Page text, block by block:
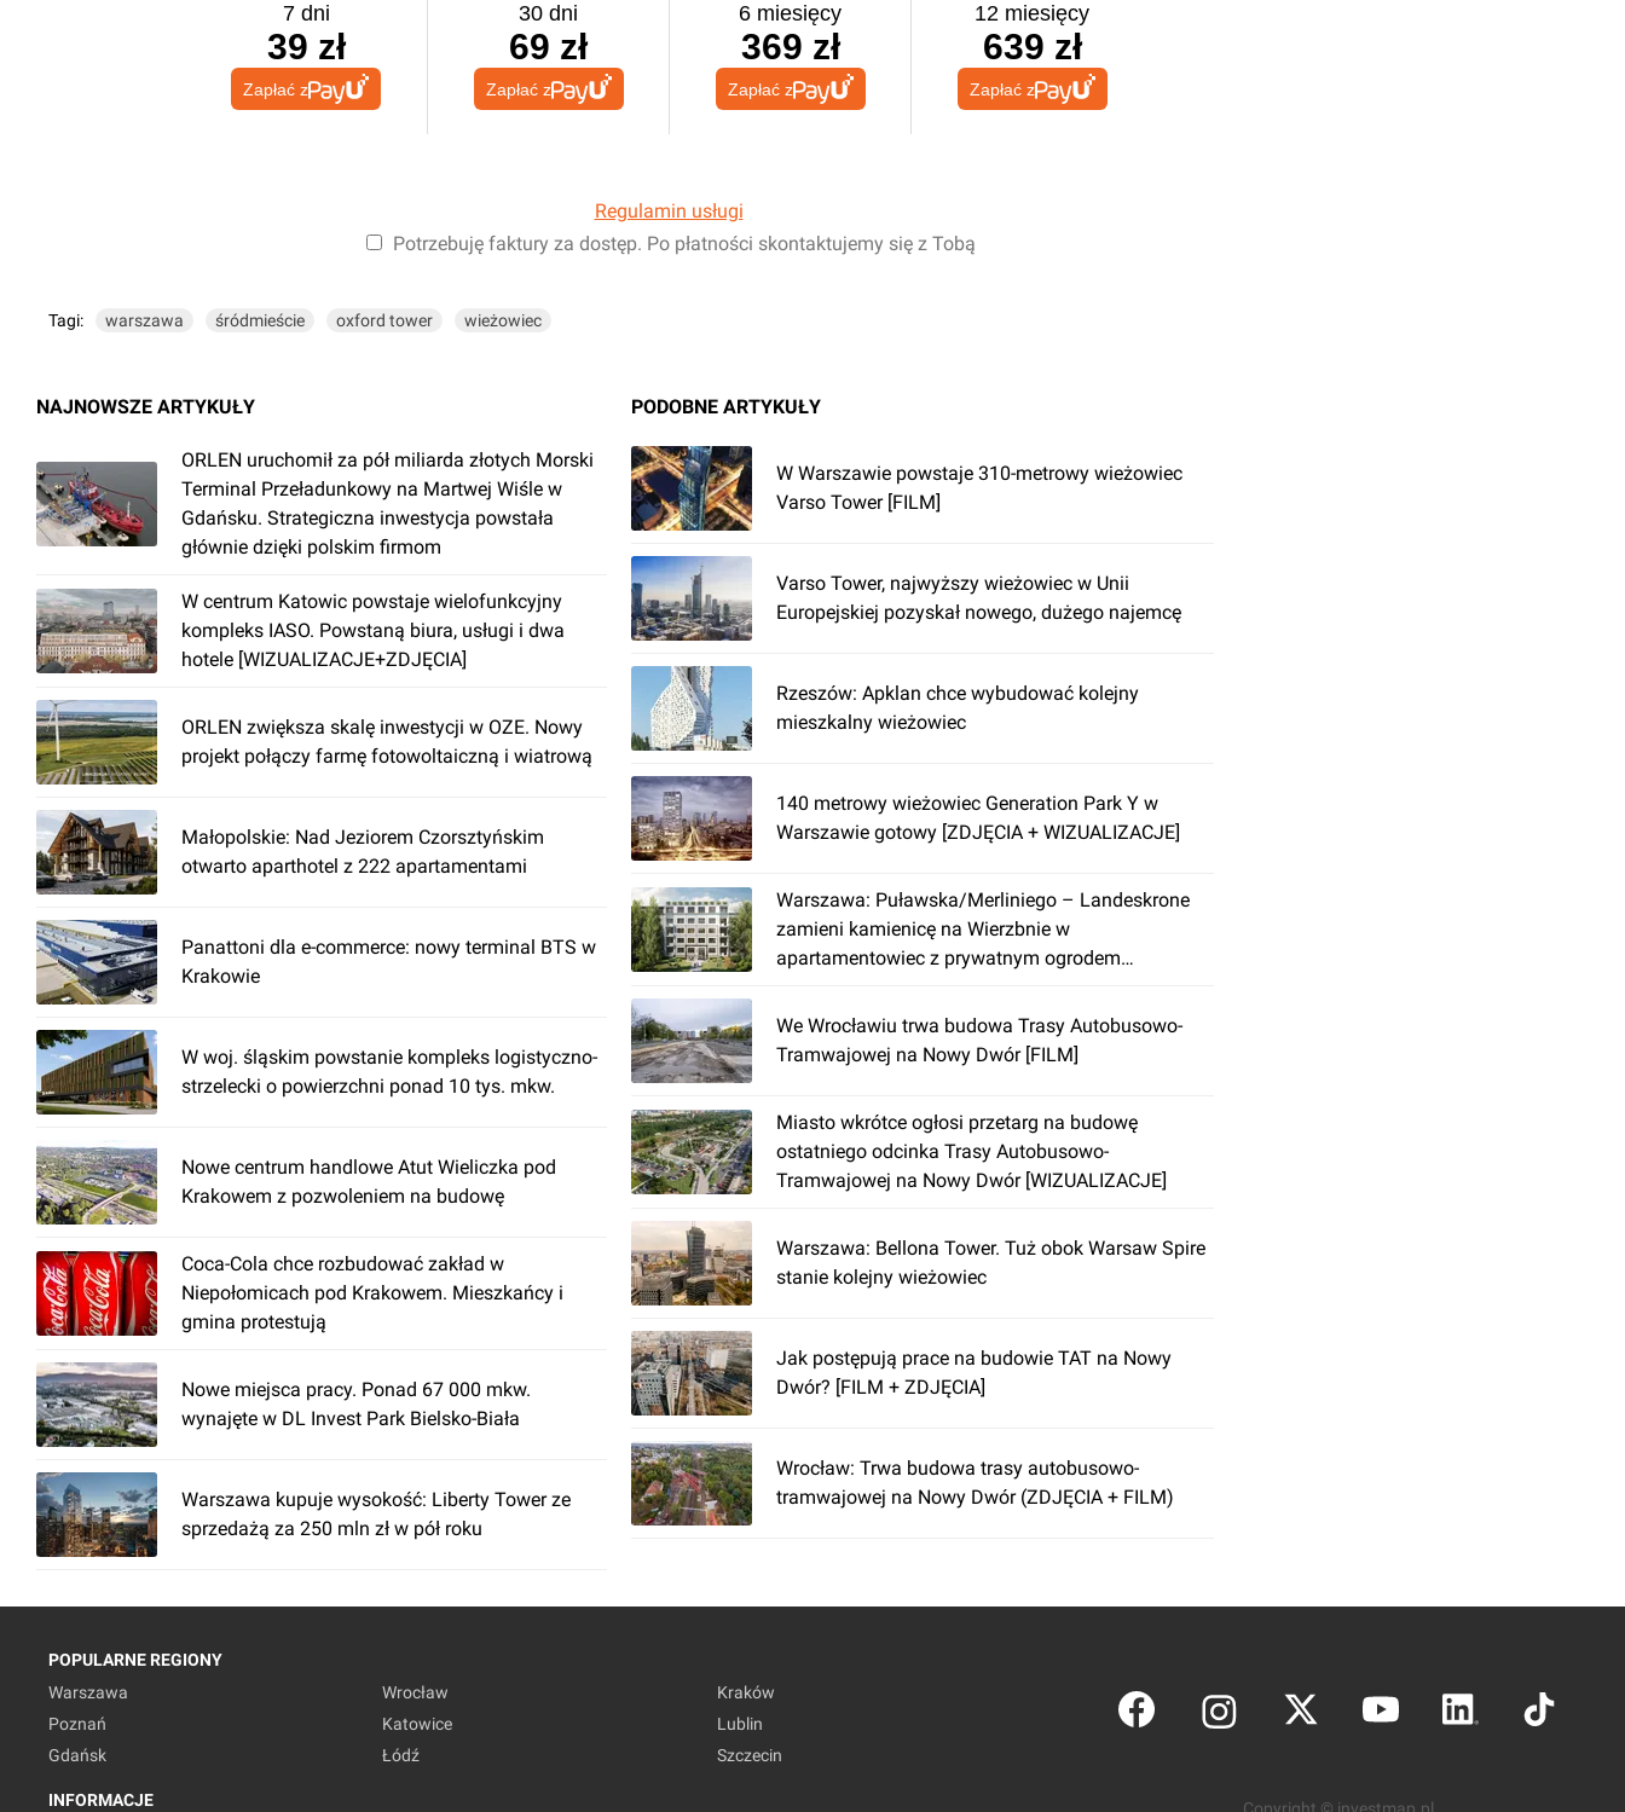
7 dni
39 zł
Zapłać z
30 dni
69 zł
Zapłać z
6 miesięcy
369 zł
Zapłać z
12 miesięcy
639 zł
Zapłać z
Regulamin usługi
Potrzebuję faktury za dostęp. Po płatności skontaktujemy się z Tobą
Tagi: warszawa śródmieście oxford tower wieżowiec
NAJNOWSZE ARTYKUŁY
ORLEN uruchomił za pół miliarda złotych Morski
Terminal Przeładunkowy na Martwej Wiśle w
Gdańsku. Strategiczna inwestycja powstała
głównie dzięki polskim firmom
W centrum Katowic powstaje wielofunkcyjny
kompleks IASO. Powstaną biura, usługi i dwa
hotele [WIZUALIZACJE+ZDJĘCIA]
ORLEN zwiększa skalę inwestycji w OZE. Nowy
projekt połączy farmę fotowoltaiczną i wiatrową
Małopolskie: Nad Jeziorem Czorsztyńskim
otwarto aparthotel z 222 apartamentami
Panattoni dla e-commerce: nowy terminal BTS w
Krakowie
W woj. śląskim powstanie kompleks logistyczno-
strzelecki o powierzchni ponad 10 tys. mkw.
Nowe centrum handlowe Atut Wieliczka pod
Krakowem z pozwoleniem na budowę
Coca-Cola chce rozbudować zakład w
Niepołomicach pod Krakowem. Mieszkańcy i
gmina protestują
Nowe miejsca pracy. Ponad 67 000 mkw.
wynajęte w DL Invest Park Bielsko-Biała
Warszawa kupuje wysokość: Liberty Tower ze
sprzedażą za 250 mln zł w pół roku
PODOBNE ARTYKUŁY
W Warszawie powstaje 310-metrowy wieżowiec
Varso Tower [FILM]
Varso Tower, najwyższy wieżowiec w Unii
Europejskiej pozyskał nowego, dużego najemcę
Rzeszów: Apklan chce wybudować kolejny
mieszkalny wieżowiec
140 metrowy wieżowiec Generation Park Y w
Warszawie gotowy [ZDJĘCIA + WIZUALIZACJE]
Warszawa: Puławska/Merliniego – Landeskrone
zamieni kamienicę na Wierzbnie w
apartamentowiec z prywatnym ogrodem
We Wrocławiu trwa budowa Trasy Autobusowo-
Tramwajowej na Nowy Dwór [FILM]
Miasto wkrótce ogłosi przetarg na budowę
ostatniego odcinka Trasy Autobusowo-
Tramwajowej na Nowy Dwór [WIZUALIZACJE]
Warszawa: Bellona Tower. Tuż obok Warsaw Spire
stanie kolejny wieżowiec
Jak postępują prace na budowie TAT na Nowy
Dwór? [FILM + ZDJĘCIA]
Wrocław: Trwa budowa trasy autobusowo-
tramwajowej na Nowy Dwór (ZDJĘCIA + FILM)
POPULARNE REGIONY
Warszawa
Wrocław
Kraków
Poznań
Katowice
Lublin
Gdańsk
Łódź Szczecin
INFORMACJE